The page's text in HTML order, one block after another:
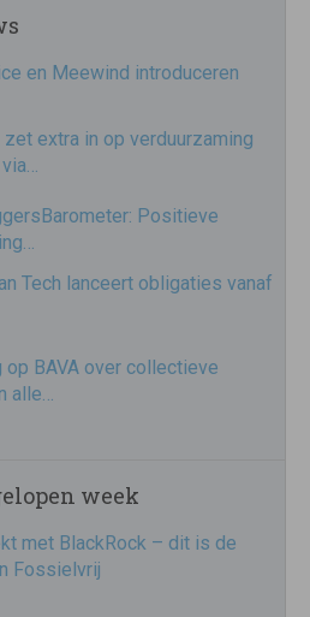
en Meewind introduceren
zet extra in op verduurzaming
Positieve
Tech lanceert obligaties vanaf
op BAVA over collectieve
alle…
week
met BlackRock – dit is de
Fossielvrij